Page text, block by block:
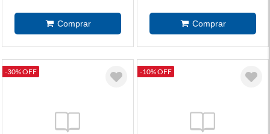
-30% OFF -10% OFF